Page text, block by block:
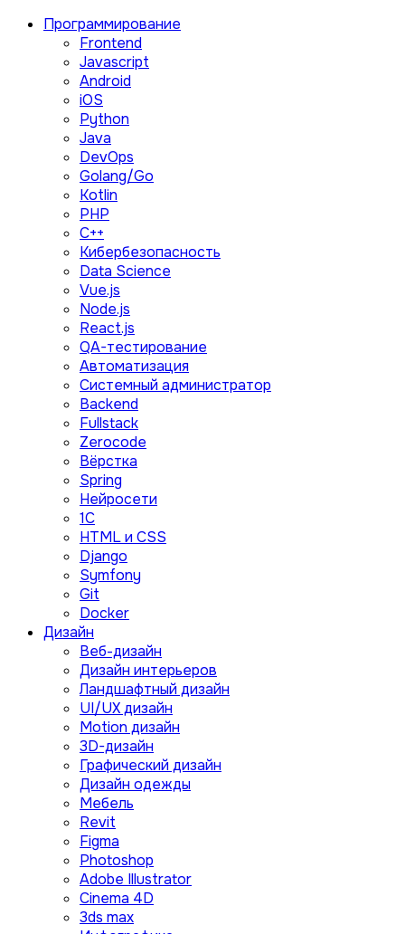
Программирование
Frontend
Javascript
Android
iOS
Python
Java
DevOps
Golang/Go
Kotlin
PHP
C++
Кибербезопасность
Data Science
Vue.js
Node.js
React.js
QA-тестирование
Автоматизация
Системный администратор
Backend
Fullstack
Zerocode
Вёрстка
Spring
Нейросети
1C
HTML и CSS
Django
Symfony
Git
Docker
Дизайн
Веб-дизайн
Дизайн интерьеров
Ландшафтный дизайн
UI/UX дизайн
Motion дизайн
3D-дизайн
Графический дизайн
Дизайн одежды
Мебель
Revit
Figma
Photoshop
Adobe Illustrator
Сinema 4D
3ds max